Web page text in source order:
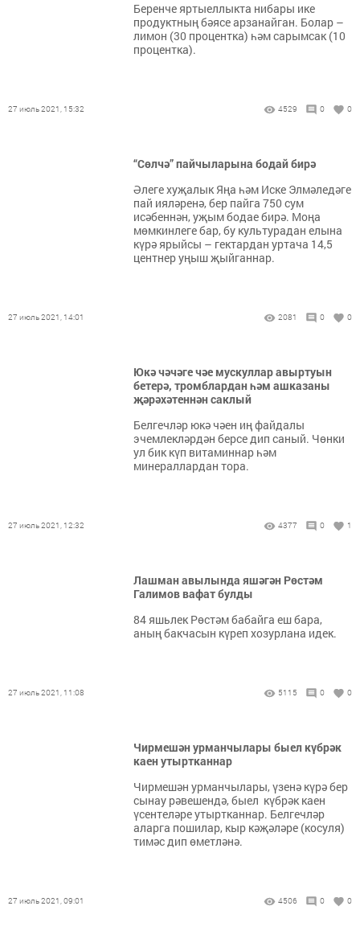
Беренче яртыеллыкта нибары ике
продуктның бәясе арзанайган. Болар –
лимон (30 процентка) һәм сарымсак (10
процентка).
27 июль 2021, 15:32 4529 0 0
“Сөлчә” пайчыларына бодай бирә
Әлеге хуҗалык Яңа һәм Иске Элмәледәге
пай ияләренә, бер пайга 750 сум
исәбеннән, уҗым бодае бирә. Моңа
мөмкинлеге бар, бу культурадан елына
күрә ярыйсы – гектардан уртача 14,5
центнер уңыш җыйганнар.
27 июль 2021, 14:01 2081 0 0
Юкә чәчәге чәе мускуллар авыртуын
бетерә, тромблардан һәм ашказаны
җәрәхәтеннән саклый
Белгечләр юкә чәен иң файдалы
эчемлекләрдән берсе дип саный. Чөнки
ул бик күп витаминнар һәм
минераллардан тора.
27 июль 2021, 12:32 4377 0 1
Лашман авылында яшәгән Рөстәм
Галимов вафат булды
84 яшьлек Рөстәм бабайга еш бара,
аның бакчасын күреп хозурлана идек.
27 июль 2021, 11:08 5115 0 0
Чирмешән урманчылары быел күбрәк
каен утыртканнар
Чирмешән урманчылары, үзенә күрә бер
сынау рәвешендә, быел күбрәк каен
үсентеләре утыртканнар. Белгечләр
аларга пошилар, кыр кәҗәләре (косуля)
тимәс дип өметләнә.
27 июль 2021, 09:01 4506 0 0